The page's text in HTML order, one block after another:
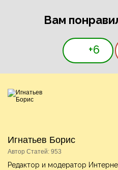
Вам
+6
Игнатьев Борис
Автор Статей: 953
Редактор и модератор